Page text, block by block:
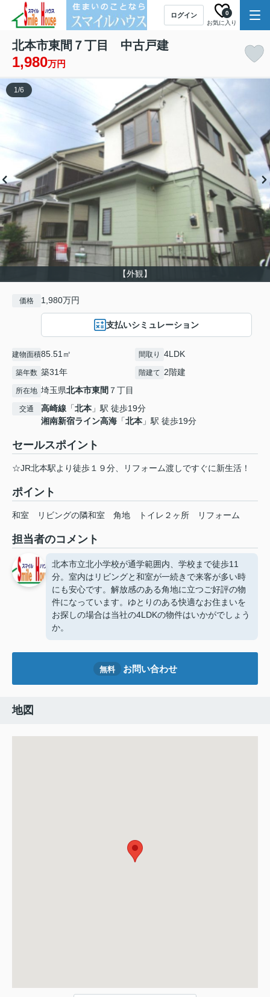
ログイン
お気に入り
0
北本市東間７丁目 中古戸建
1,980万円
【外観】
1/6
価格 1,980万円
支払いシミュレーション
建物面積85.51㎡ 間取り 4LDK
築年数 築31年 階建て 2階建
所在地 埼玉県北本市東間 ７丁目
交通 高崎線 「北本 」駅 徒歩19分
湘南新宿ライン高海 「北本 」駅 徒歩19分
セールスポイント
☆JR北本駅より徒歩１９分、リフォーム渡しですぐに新生活！
ポイント
和室 リビングの隣和室 角地 トイレ２ヶ所 リフォーム
担当者のコメント
北本市立北小学校が通学範囲内、学校まで徒歩11
分。室内はリビングと和室が一続きで来客が多い時
にも安心です。解放感のある角地に立つご好評の物
件になっています。ゆとりのある快適なお住まいを
お探しの場合は当社の4LDKの物件はいかがでしょう
か。
無料 お問い合わせ
地図